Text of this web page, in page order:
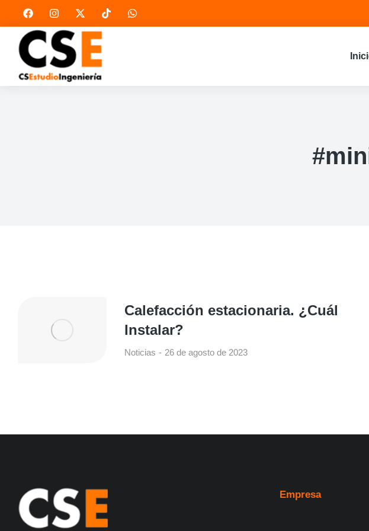
Calefacción estacionaria. ¿Cuál
Instalar?
Noticias 26 de agosto de 2023
Empresa